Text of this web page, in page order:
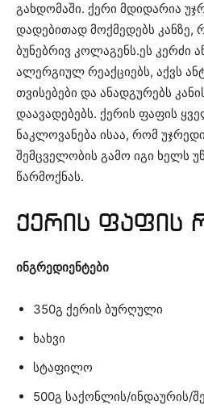
გახდომაში. ქერი მდიდარია
დადებითად მოქმედებს კანზე,
ბუნებრივ კოლაგენს.ეს კერძი
ალერგიულ რეაქციებს, აქვს
თვისებები და ანადგურებს
დაავადებებს. ქერის ფაფის
ნაკლოვანება ისაა, რომ
შემცველობის გამო იგი ხელს
წარმოქნას.
ქერის ფაფის
ინგრედიენტები
350გ ქერის ბურღული
ხახვი
სტაფილო
500გ საქონლის/